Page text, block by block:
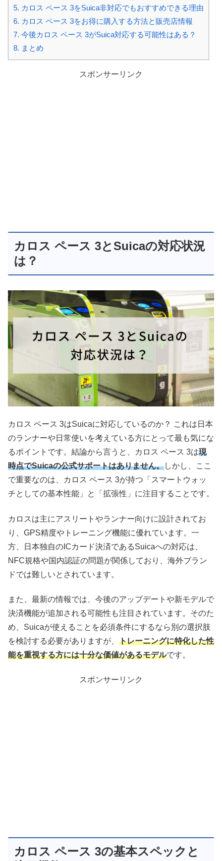
5. カロス ペース 3をSuica非対応でもおすすめできる理由
6. カロス ペース 3をお得に購入する方法と販売店情報
7. 今後カロス ペース 3がSuica対応する可能性はある？
8. まとめ
スポンサーリンク
カロス ペース 3とSuicaの対応状況
は？
カロス ペース 3はSuicaに対応しているのか？ これは日本
のランナーや日常使いを考えている方にとって最も気にな
るポイントです。結論から言うと、カロス ペース 3は現
時点でSuicaの公式サポートはありません。しかし、ここ
で重要なのは、カロス ペース 3が持つ「スマートウォッ
チとしての基本性能」と「拡張性」に注目することです。
カロスは主にアスリートやランナー向けに設計されてお
り、GPS精度やトレーニング機能に優れています。一
方、日本独自のICカード決済であるSuicaへの対応は、
NFC規格や国内認証の問題が関係しており、海外ブラン
ドでは難しいとされています。
また、最新の情報では、今後のアップデートや新モデルで
決済機能が追加される可能性も注目されています。そのた
め、Suicaが使えることを必須条件にするなら別の選択肢
を検討する必要がありますが、 トレーニングに特化した性
能を重視する方には十分な価値があるモデルです。
スポンサーリンク
カロス ペース 3の基本スペックと